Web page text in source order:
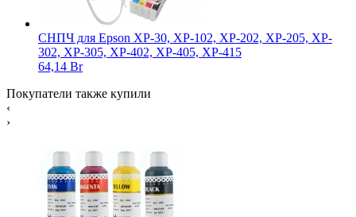
СНПЧ для Epson XP-30, XP-102, XP-202, XP-205, XP-
302, XP-305, XP-402, XP-405, XP-415
64,14 Br
Покупатели также купили
‹
›